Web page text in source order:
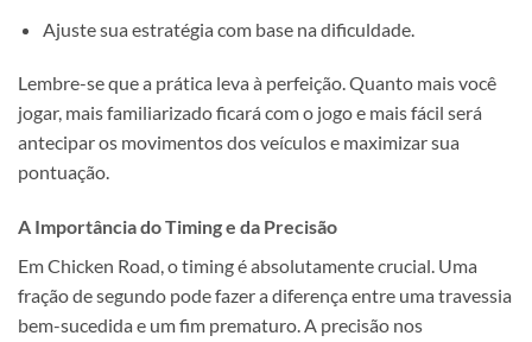
Ajuste sua estratégia com base na dificuldade.
Lembre-se que a prática leva à perfeição. Quanto mais você
jogar, mais familiarizado ficará com o jogo e mais fácil será
antecipar os movimentos dos veículos e maximizar sua
pontuação.
A Importância do Timing e da Precisão
Em Chicken Road, o timing é absolutamente crucial. Uma
fração de segundo pode fazer a diferença entre uma travessia
bem-sucedida e um fim prematuro. A precisão nos